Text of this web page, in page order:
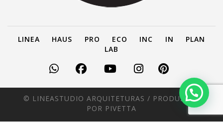
LINEA HAUS PRO ECO INC IN
PLAN
LAB
© LINEASTUDIO ARQUITETURAS / PRODUZIDO
POR PIVETTA